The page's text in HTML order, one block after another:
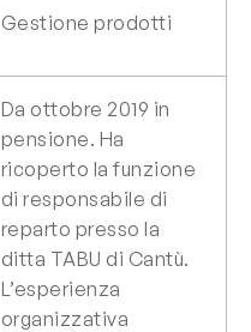
Gestione prodotti
Da ottobre 2019 in
pensione. Ha
ricoperto la funzione
di responsabile di
reparto presso la
ditta TABU di Cantù.
L’esperienza
organizzativa